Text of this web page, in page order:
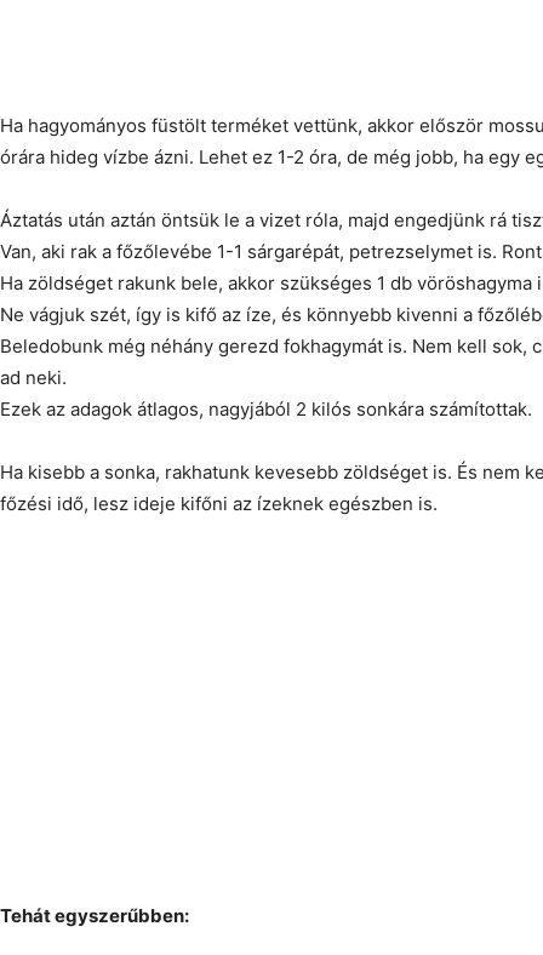
Ha hagyományos füstölt terméket vettünk, akkor először
órára hideg vízbe ázni. Lehet ez 1-2 óra, de még jobb, ha egy
Áztatás után aztán öntsük le a vizet róla, majd engedjünk rá
Van, aki rak a főzőlevébe 1-1 sárgarépát, petrezselymet is.
Ha zöldséget rakunk bele, akkor szükséges 1 db
Ne vágjuk szét, így is kifő az íze, és könnyebb kivenni a
Beledobunk még néhány gerezd fokhagymát is. Nem kell sok,
ad neki.
Ezek az adagok átlagos, nagyjából 2 kilós sonkára számítottak.
Ha kisebb a sonka, rakhatunk kevesebb zöldséget is. És nem
főzési idő, lesz ideje kifőni az ízeknek egészben is.
Tehát egyszerűbben: